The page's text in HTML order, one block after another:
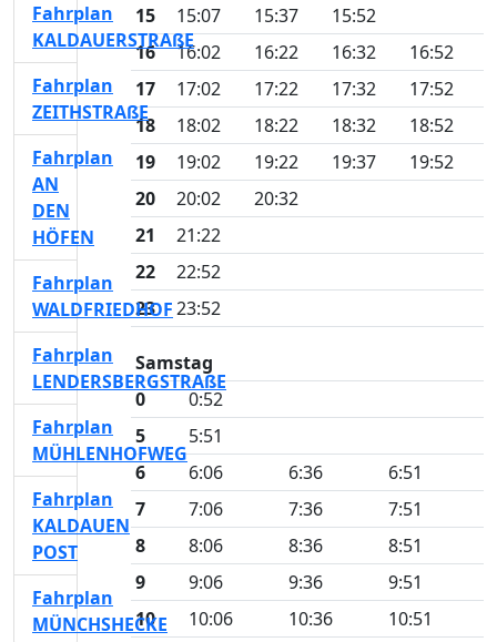
15
15:07 15:37
15:52
16
16:02 16:22 16:32
16:52
17
17:02 17:22 17:32
17:52
18
18:02 18:22 18:32
18:52
19
19:02 19:22 19:37
19:52
20
20:02
20:32
21
21:22
22
22:52
23
23:52
Samstag
0
0:52
5
5:51
6
6:06 6:36
6:51
7
7:06 7:36
7:51
8
8:06 8:36
8:51
9
9:06 9:36
9:51
10
10:06 10:36
10:51
Fahrplan
KALDAUERSTRAßE
Fahrplan
ZEITHSTRAßE
Fahrplan
AN
DEN
HÖFEN
Fahrplan
WALDFRIEDHOF
Fahrplan
LENDERSBERGSTRAßE
Fahrplan
MÜHLENHOFWEG
Fahrplan
KALDAUEN
POST
Fahrplan
MÜNCHSHECKE